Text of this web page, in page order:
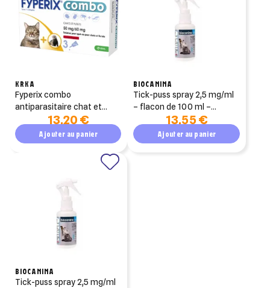
KRKA
fyperix combo
antiparasitaire chat et
furet boîte de 3 pipettes
50mg/60mg
13,20 €
Ajouter au panier
BIOCANINA
tick-puss spray 2,5 mg/ml
– flacon de 100 ml –
biocanina13,55 €
Ajouter au panier
BIOCANINA
tick-puss spray 2,5 mg/ml